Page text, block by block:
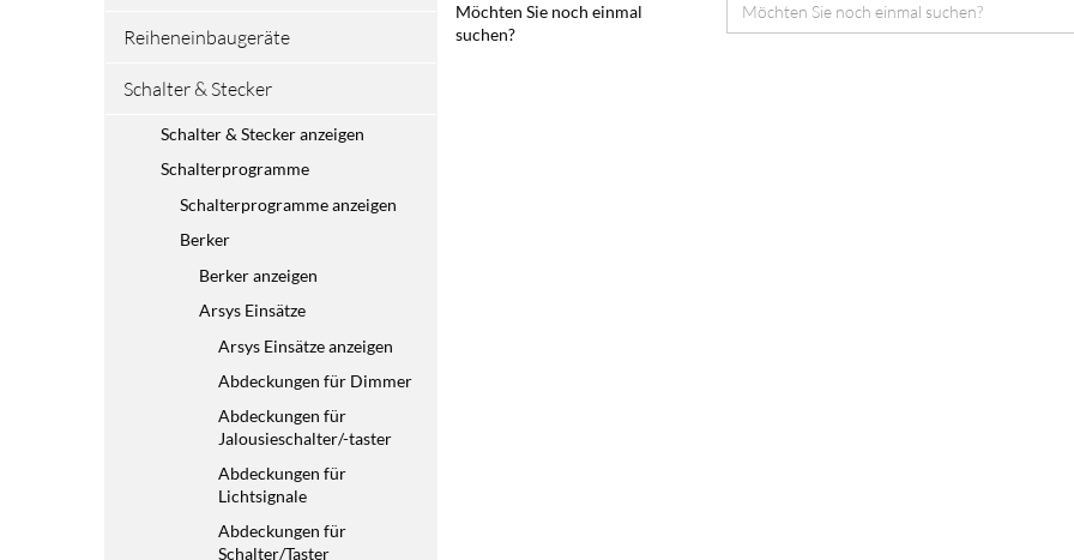
Möchten Sie noch einmal
suchen?
Reiheneinbaugeräte
Schalter & Stecker
Schalter & Stecker anzeigen
Schalterprogramme
Schalterprogramme anzeigen
Berker
Berker anzeigen
Arsys Einsätze
Arsys Einsätze anzeigen
Abdeckungen für Dimmer
Abdeckungen für
Jalousieschalter/-taster
Abdeckungen für
Lichtsignale
Abdeckungen für
Schalter/Taster